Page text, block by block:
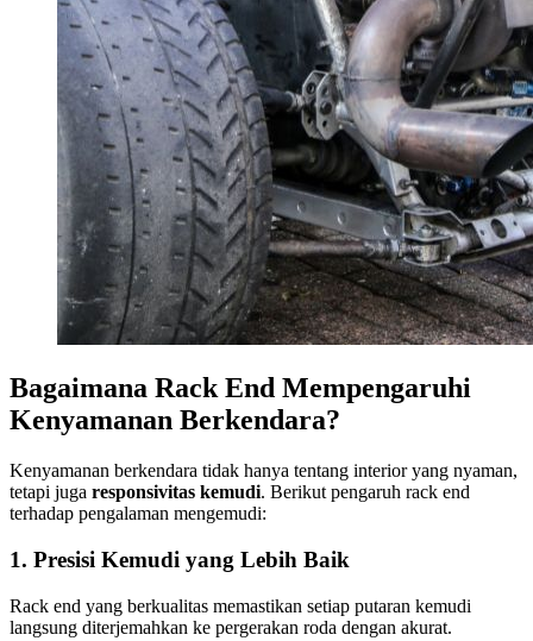
Bagaimana Rack End Mempengaruhi
Kenyamanan Berkendara?
Kenyamanan berkendara tidak hanya tentang interior yang nyaman,
tetapi juga responsivitas kemudi. Berikut pengaruh rack end
terhadap pengalaman mengemudi:
1. Presisi Kemudi yang Lebih Baik
Rack end yang berkualitas memastikan setiap putaran kemudi
langsung diterjemahkan ke pergerakan roda dengan akurat.